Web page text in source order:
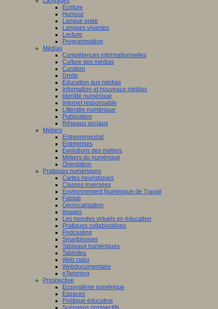
Ecriture
Humour
Langue orale
Langues vivantes
Lecture
Programmation
Médias
Compétences informationnelles
Culture des médias
Curation
Droits
Education aux médias
Information et nouveaux médias
Identité numérique
Internet responsable
Littératie numérique
Publication
Réseaux sociaux
Métiers
Entrepreneuriat
Entreprises
Evolutions des métiers
Métiers du numérique
Orientation
Pratiques numériques
Cartes heuristiques
Classes inversées
Environnement Numérique de Travail
Fablab
Géolocalisation
Images
Les mondes virtuels en éducation
Pratiques collaboratives
Podcasting
Smartphones
Tableaux numériques
Tablettes
Web radio
Webdocumentaire
eTwinning
Prospective
Ecosystème numérique
Espaces
Politique éducative
Scénarios prospectifs